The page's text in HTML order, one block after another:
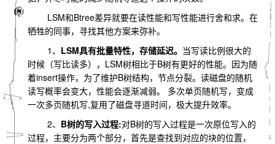
LSM和Btree差异就要在读性能和写性能进行舍和求。在
牺牲的同事，寻找其他方案来弥补。
1、 LSM具有批量特性，存储延迟。 当写读比例很大的
时候（写比读多），LSM树相比于B树有更好的性能。因为随
着insert操作，为了维护B树结构，节点分裂。读磁盘的随机
读写概率会变大，性能会逐渐减弱。 多次单页随机写，变成
一次多页随机写,复用了磁盘寻道时间，极大提升效率。
2、 B树的写入过程:对B树的写入过程是一次原位写入的
过程，主要分为两个部分，首先是查找到对应的块的位置，